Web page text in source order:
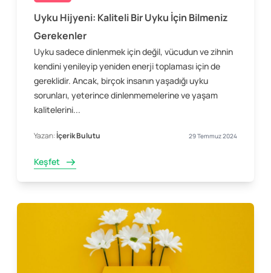
Uyku Hijyeni: Kaliteli Bir Uyku İçin Bilmeniz
Gerekenler
Uyku sadece dinlenmek için değil, vücudun ve zihnin
kendini yenileyip yeniden enerji toplaması için de
gereklidir. Ancak, birçok insanın yaşadığı uyku
sorunları, yeterince dinlenmemelerine ve yaşam
kalitelerini...
Yazan:İçerik Bulutu 29 Temmuz 2024
Keşfet